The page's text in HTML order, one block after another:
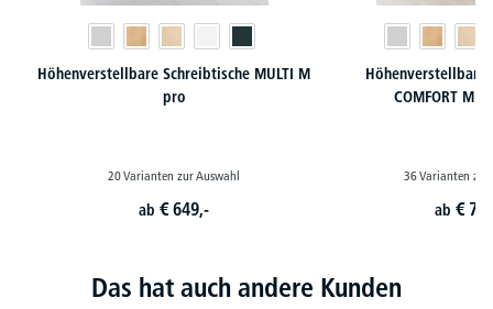
Höhenverstellbare Schreibtische MULTI M
pro
20 Varianten zur Auswahl
ab€ 649,-
COMFORT
36 Varianten zur
ab€
Das hat auch andere Kunden